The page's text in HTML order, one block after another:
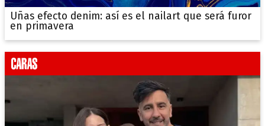
Uñas efecto denim: así es el nailart que será furor
en primavera